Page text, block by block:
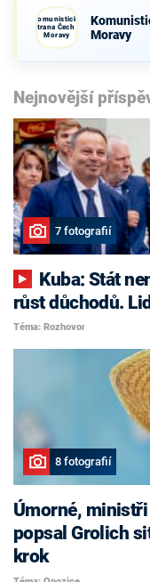
Komunistická
strana Čech a
Moravy
Moravy
Nejnovější
7 fotografií
růst důchodů.
Téma: Rozhovor
8 fotografií
Úmorné,
popsal Grolich
krok